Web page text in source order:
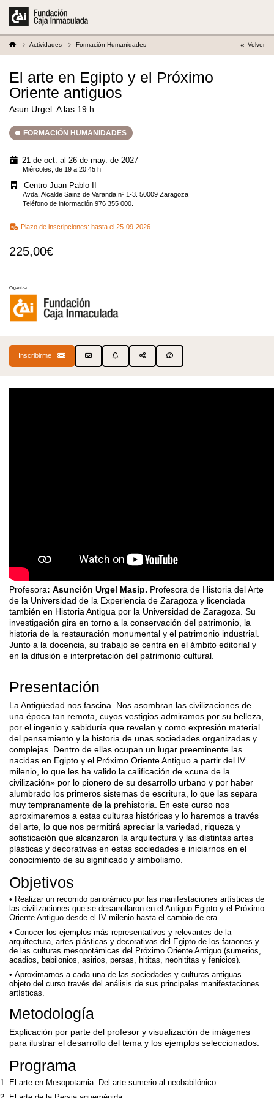
Actividades Formación Humanidades Volver
El arte en Egipto y el Próximo
Oriente antiguos
Asun Urgel. A las 19 h.
FORMACIÓN HUMANIDADES
21 de oct. al 26 de may. de 2027
Miércoles, de 19 a 20:45 h
Centro Juan Pablo II
Avda. Alcalde Sainz de Varanda nº 1-3. 50009 Zaragoza
Teléfono de información 976 355 000.
Plazo de inscripciones: hasta el 25-09-2026
225,00€
Organiza:
Inscribirme
Profesora: Asunción Urgel Masip. Profesora de Historia del Arte
de la Universidad de la Experiencia de Zaragoza y licenciada
también en Historia Antigua por la Universidad de Zaragoza. Su
investigación gira en torno a la conservación del patrimonio, la
historia de la restauración monumental y el patrimonio industrial.
Junto a la docencia, su trabajo se centra en el ámbito editorial y
en la difusión e interpretación del patrimonio cultural.
Presentación
La Antigüedad nos fascina. Nos asombran las civilizaciones de
una época tan remota, cuyos vestigios admiramos por su belleza,
por el ingenio y sabiduría que revelan y como expresión material
del pensamiento y la historia de unas sociedades organizadas y
complejas. Dentro de ellas ocupan un lugar preeminente las
nacidas en Egipto y el Próximo Oriente Antiguo a partir del IV
milenio, lo que les ha valido la calificación de «cuna de la
civilización» por lo pionero de su desarrollo urbano y por haber
alumbrado los primeros sistemas de escritura, lo que las separa
muy tempranamente de la prehistoria. En este curso nos
aproximaremos a estas culturas históricas y lo haremos a través
del arte, lo que nos permitirá apreciar la variedad, riqueza y
sofisticación que alcanzaron la arquitectura y las distintas artes
plásticas y decorativas en estas sociedades e iniciarnos en el
conocimiento de su significado y simbolismo.
Objetivos
Realizar un recorrido panorámico por las manifestaciones artísticas de
las civilizaciones que se desarrollaron en el Antiguo Egipto y el Próximo
Oriente Antiguo desde el IV milenio hasta el cambio de era.
Conocer los ejemplos más representativos y relevantes de la
arquitectura, artes plásticas y decorativas del Egipto de los faraones y
de las culturas mesopotámicas del Próximo Oriente Antiguo (sumerios,
acadios, babilonios, asirios, persas, hititas, neohititas y fenicios).
Aproximarnos a cada una de las sociedades y culturas antiguas
objeto del curso través del análisis de sus principales manifestaciones
artísticas.
Metodología
Explicación por parte del profesor y visualización de imágenes
para ilustrar el desarrollo del tema y los ejemplos seleccionados.
Programa
El arte en Mesopotamia. Del arte sumerio al neobabilónico.